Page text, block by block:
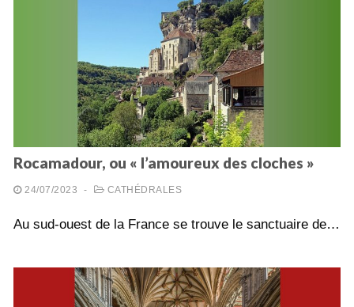
Rocamadour, ou « l’amoureux des cloches »
24/07/2023 - CATHÉDRALES
Au sud-ouest de la France se trouve le sanctuaire de…